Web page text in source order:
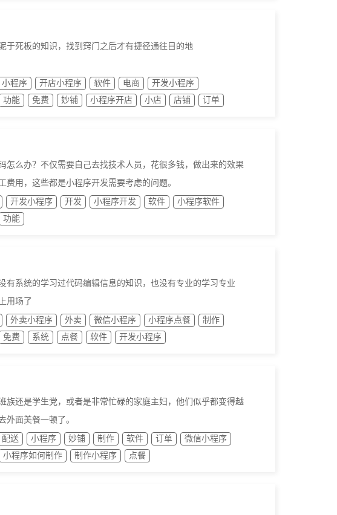
于死板的知识，找到窍门之后才有捷径通往目的地
小程序 开店小程序 软件 电商
开发小程序
功能 免费 妙铺 小程序开店 小店 店铺 订单
么办？不仅需要自己去找技术人员，花很多钱，做出来的效果
用，这些都是小程序开发需要考虑的问题。
开发小程序 开发 小程序开发 软件
小程序软件
功能
系统的学习过代码编辑信息的知识，也没有专业的学习专业
用场了
外卖小程序 外卖 微信小程序 小程序点餐
制作
免费 系统 点餐 软件 开发小程序
还是学生党，或者是非常忙碌的家庭主妇，他们似乎都变得越
外面美餐一顿了。
配送 小程序 妙铺 制作 软件 订单
微信小程序
小程序如何制作 制作小程序 点餐